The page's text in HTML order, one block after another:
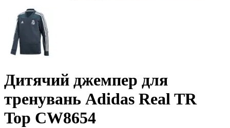
Дитячий джемпер для
тренувань Adidas Real TR
Top CW8654